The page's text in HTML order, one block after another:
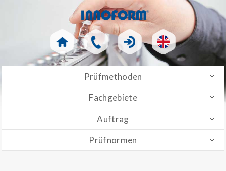
Prüfmethoden
Fachgebiete
Auftrag
Prüfnormen